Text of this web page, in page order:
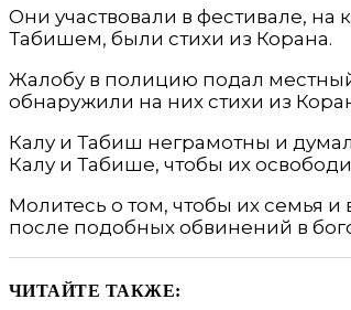
Они участвовали в фестивале, на
Табишем, были стихи из Корана.
Жалобу в полицию подал
обнаружили на них стихи из
Калу и Табиш неграмотны и
Калу и Табише, чтобы их
Молитесь о том, чтобы их семья
после подобных обвинений в
ЧИТАЙТЕ ТАКЖЕ: